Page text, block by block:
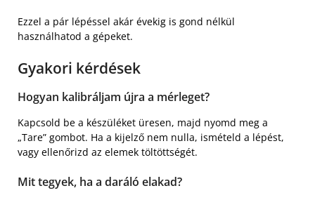
Ezzel a pár lépéssel akár évekig is gond nélkül
használhatod a gépeket.
Gyakori kérdések
Hogyan kalibráljam újra a mérleget?
Kapcsold be a készüléket üresen, majd nyomd meg a
„Tare” gombot. Ha a kijelző nem nulla, ismételd a lépést,
vagy ellenőrizd az elemek töltöttségét.
Mit tegyek, ha a daráló elakad?